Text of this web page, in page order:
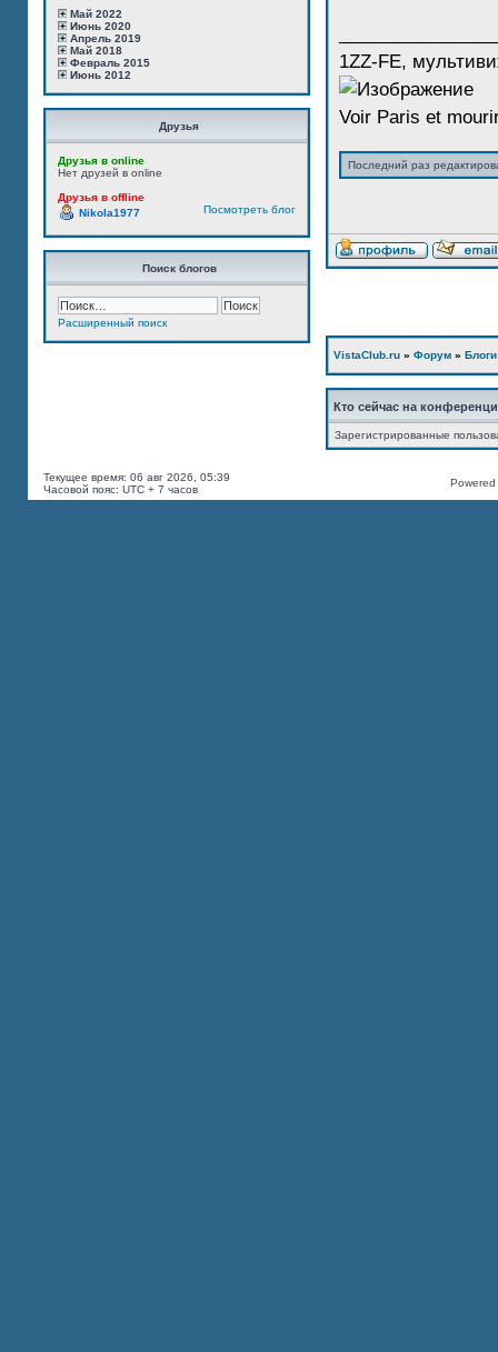
Май 2022
Июнь 2020
Апрель 2019
Май 2018
Февраль 2015
Июнь 2012
Друзья
Друзья в online
Нет друзей в online
Друзья в offline
Посмотреть блог
Nikola1977
Поиск блогов
Расширенный поиск
1ZZ-FE,
Voir Paris et
Последний раз
VistaClub.ru » Форум » Блоги
Кто сейчас на
Зарегистрированные
Текущее время: 06 авг 2026, 05:39
Часовой пояс: UTC + 7 часов